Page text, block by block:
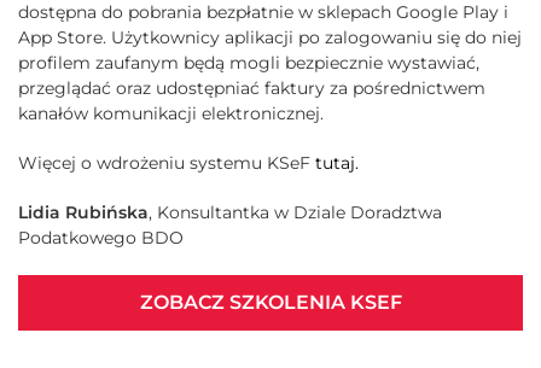
dostępna do pobrania bezpłatnie w sklepach Google Play i
App Store. Użytkownicy aplikacji po zalogowaniu się do niej
profilem zaufanym będą mogli bezpiecznie wystawiać,
przeglądać oraz udostępniać faktury za pośrednictwem
kanałów komunikacji elektronicznej.
Więcej o wdrożeniu systemu KSeF tutaj.
Lidia Rubińska, Konsultantka w Dziale Doradztwa
Podatkowego BDO
ZOBACZ SZKOLENIA KSEF